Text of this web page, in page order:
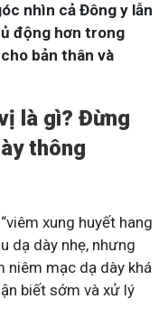
nhìn cả Đông y lẫn
động hơn trong
bản thân và
là gì? Đừng
thông
xung huyết hang
dạ dày nhẹ, nhưng
niêm mạc dạ dày khá
biết sớm và xử lý